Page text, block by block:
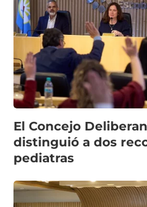
El Concejo
distinguió a dos
pediatras